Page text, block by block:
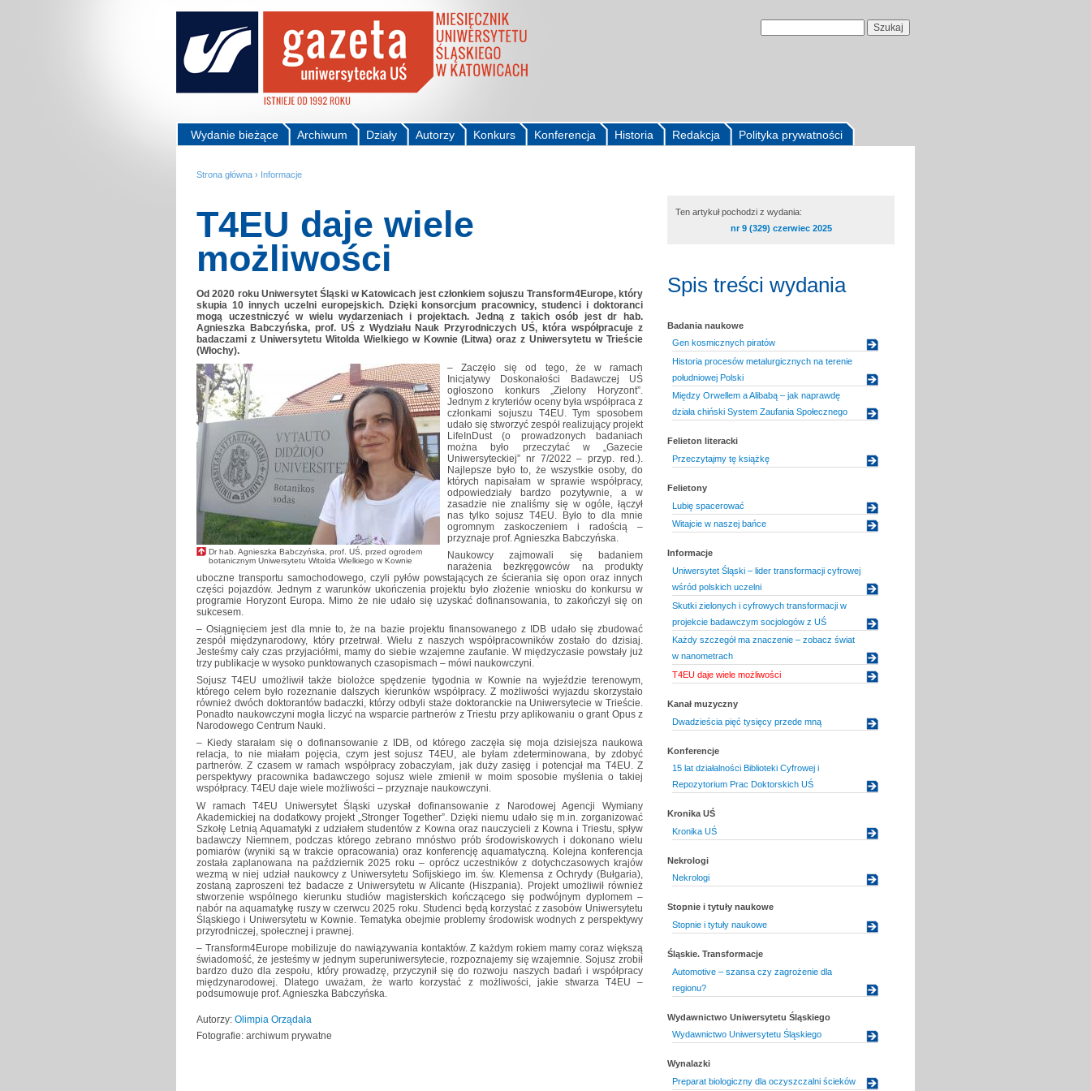
Polityka prywatności
Redakcja
Historia
Konferencja
Konkurs
Autorzy
Działy
Archiwum
Wydanie bieżące
Strona główna › Informacje
T4EU daje wiele
możliwości
Od 2020 roku Uniwersytet Śląski w Katowicach jest członkiem sojuszu Transform4Europe, który
skupia 10 innych uczelni europejskich. Dzięki konsorcjum pracownicy, studenci i doktoranci
mogą uczestniczyć w wielu wydarzeniach i projektach. Jedną z takich osób jest dr hab.
Agnieszka Babczyńska, prof. UŚ z Wydziału Nauk Przyrodniczych UŚ, która współpracuje z
badaczami z Uniwersytetu Witolda Wielkiego w Kownie (Litwa) oraz z Uniwersytetu w Trieście
(Włochy).
Dr hab. Agnieszka Babczyńska, prof. UŚ, przed ogrodem
botanicznym Uniwersytetu Witolda Wielkiego w Kownie
– Zaczęło się od tego, że w ramach
Inicjatywy Doskonałości Badawczej UŚ
ogłoszono konkurs „Zielony Horyzont”.
Jednym z kryteriów oceny była współpraca z
członkami sojuszu T4EU. Tym sposobem
udało się stworzyć zespół realizujący projekt
LifeInDust (o prowadzonych badaniach
można było przeczytać w „Gazecie
Uniwersyteckiej” nr 7/2022 – przyp. red.).
Najlepsze było to, że wszystkie osoby, do
których napisałam w sprawie współpracy,
odpowiedziały bardzo pozytywnie, a w
zasadzie nie znaliśmy się w ogóle, łączył
nas tylko sojusz T4EU. Było to dla mnie
ogromnym zaskoczeniem i radością –
przyznaje prof. Agnieszka Babczyńska.
Naukowcy zajmowali się badaniem
narażenia bezkręgowców na produkty
uboczne transportu samochodowego, czyli pyłów powstających ze ścierania się opon oraz innych
części pojazdów. Jednym z warunków ukończenia projektu było złożenie wniosku do konkursu w
programie Horyzont Europa. Mimo że nie udało się uzyskać dofinansowania, to zakończył się on
sukcesem.
– Osiągnięciem jest dla mnie to, że na bazie projektu finansowanego z IDB udało się zbudować
zespół międzynarodowy, który przetrwał. Wielu z naszych współpracowników zostało do dzisiaj.
Jesteśmy cały czas przyjaciółmi, mamy do siebie wzajemne zaufanie. W międzyczasie powstały już
trzy publikacje w wysoko punktowanych czasopismach – mówi naukowczyni.
Sojusz T4EU umożliwił także biolożce spędzenie tygodnia w Kownie na wyjeździe terenowym,
którego celem było rozeznanie dalszych kierunków współpracy. Z możliwości wyjazdu skorzystało
również dwóch doktorantów badaczki, którzy odbyli staże doktoranckie na Uniwersytecie w Trieście.
Ponadto naukowczyni mogła liczyć na wsparcie partnerów z Triestu przy aplikowaniu o grant Opus z
Narodowego Centrum Nauki.
– Kiedy starałam się o dofinansowanie z IDB, od którego zaczęła się moja dzisiejsza naukowa
relacja, to nie miałam pojęcia, czym jest sojusz T4EU, ale byłam zdeterminowana, by zdobyć
partnerów. Z czasem w ramach współpracy zobaczyłam, jak duży zasięg i potencjał ma T4EU. Z
perspektywy pracownika badawczego sojusz wiele zmienił w moim sposobie myślenia o takiej
współpracy. T4EU daje wiele możliwości – przyznaje naukowczyni.
W ramach T4EU Uniwersytet Śląski uzyskał dofinansowanie z Narodowej Agencji Wymiany
Akademickiej na dodatkowy projekt „Stronger Together”. Dzięki niemu udało się m.in. zorganizować
Szkołę Letnią Aquamatyki z udziałem studentów z Kowna oraz nauczycieli z Kowna i Triestu, spływ
badawczy Niemnem, podczas którego zebrano mnóstwo prób środowiskowych i dokonano wielu
pomiarów (wyniki są w trakcie opracowania) oraz konferencję aquamatyczną. Kolejna konferencja
została zaplanowana na październik 2025 roku – oprócz uczestników z dotychczasowych krajów
wezmą w niej udział naukowcy z Uniwersytetu Sofijskiego im. św. Klemensa z Ochrydy (Bułgaria),
zostaną zaproszeni też badacze z Uniwersytetu w Alicante (Hiszpania). Projekt umożliwił również
stworzenie wspólnego kierunku studiów magisterskich kończącego się podwójnym dyplomem –
nabór na aquamatykę ruszy w czerwcu 2025 roku. Studenci będą korzystać z zasobów Uniwersytetu
Śląskiego i Uniwersytetu w Kownie. Tematyka obejmie problemy środowisk wodnych z perspektywy
przyrodniczej, społecznej i prawnej.
– Transform4Europe mobilizuje do nawiązywania kontaktów. Z każdym rokiem mamy coraz większą
świadomość, że jesteśmy w jednym superuniwersytecie, rozpoznajemy się wzajemnie. Sojusz zrobił
bardzo dużo dla zespołu, który prowadzę, przyczynił się do rozwoju naszych badań i współpracy
międzynarodowej. Dlatego uważam, że warto korzystać z możliwości, jakie stwarza T4EU –
podsumowuje prof. Agnieszka Babczyńska.
Autorzy: Olimpia Orządała
Fotografie: archiwum prywatne
Ten artykuł pochodzi z wydania:
nr 9 (329) czerwiec 2025
Spis treści wydania
Badania naukowe
Gen kosmicznych piratów
Historia procesów metalurgicznych na terenie
południowej Polski
Między Orwellem a Alibabą – jak naprawdę
działa chiński System Zaufania Społecznego
Felieton literacki
Przeczytajmy tę książkę
Felietony
Lubię spacerować
Witajcie w naszej bańce
Informacje
Uniwersytet Śląski – lider transformacji cyfrowej
wśród polskich uczelni
Skutki zielonych i cyfrowych transformacji w
projekcie badawczym socjologów z UŚ
Każdy szczegół ma znaczenie – zobacz świat
w nanometrach
T4EU daje wiele możliwości
Kanał muzyczny
Dwadzieścia pięć tysięcy przede mną
Konferencje
15 lat działalności Biblioteki Cyfrowej i
Repozytorium Prac Doktorskich UŚ
Kronika UŚ
Kronika UŚ
Nekrologi
Nekrologi
Stopnie i tytuły naukowe
Stopnie i tytuły naukowe
Śląskie. Transformacje
Automotive – szansa czy zagrożenie dla
regionu?
Wydawnictwo Uniwersytetu Śląskiego
Wydawnictwo Uniwersytetu Śląskiego
Wynalazki
Preparat biologiczny dla oczyszczalni ścieków